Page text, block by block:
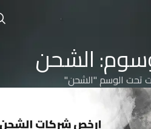
الشحنتحت الوسم "الشحن"